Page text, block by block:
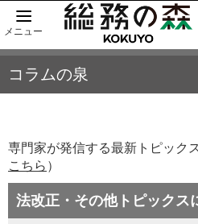
メニュー
コラムの泉
専門家が発信する最新トピック
こちら ）
法改正・その他トピックス